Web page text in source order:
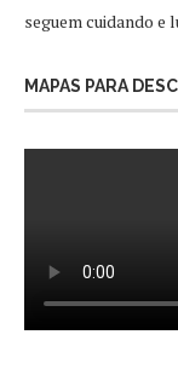
seguem cuidando
MAPAS PARA